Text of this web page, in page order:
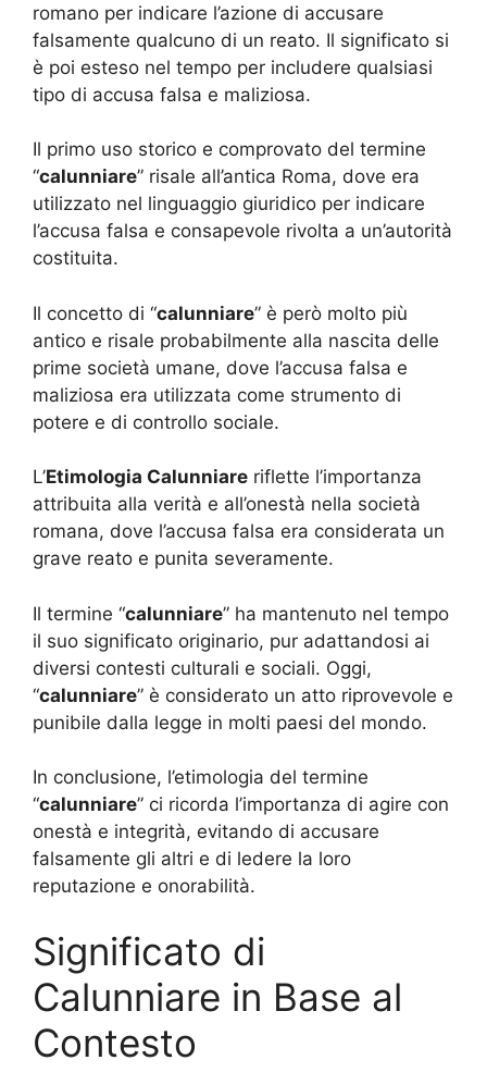
romano per indicare l’azione di accusare
falsamente qualcuno di un reato. Il significato si
è poi esteso nel tempo per includere qualsiasi
tipo di accusa falsa e maliziosa.
Il primo uso storico e comprovato del termine
“calunniare” risale all’antica Roma, dove era
utilizzato nel linguaggio giuridico per indicare
l’accusa falsa e consapevole rivolta a un’autorità
costituita.
Il concetto di “calunniare” è però molto più
antico e risale probabilmente alla nascita delle
prime società umane, dove l’accusa falsa e
maliziosa era utilizzata come strumento di
potere e di controllo sociale.
L’Etimologia Calunniare riflette l’importanza
attribuita alla verità e all’onestà nella società
romana, dove l’accusa falsa era considerata un
grave reato e punita severamente.
Il termine “calunniare” ha mantenuto nel tempo
il suo significato originario, pur adattandosi ai
diversi contesti culturali e sociali. Oggi,
“calunniare” è considerato un atto riprovevole e
punibile dalla legge in molti paesi del mondo.
In conclusione, l’etimologia del termine
“calunniare” ci ricorda l’importanza di agire con
onestà e integrità, evitando di accusare
falsamente gli altri e di ledere la loro
reputazione e onorabilità.
Significato di
Calunniare in Base al
Contesto